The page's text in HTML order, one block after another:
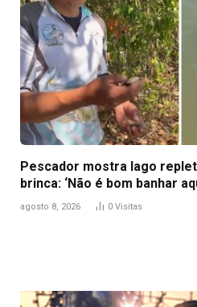
Pescador mostra lago
brinca: ‘Não é bom banhar
agosto 8, 2026 0 Visitas